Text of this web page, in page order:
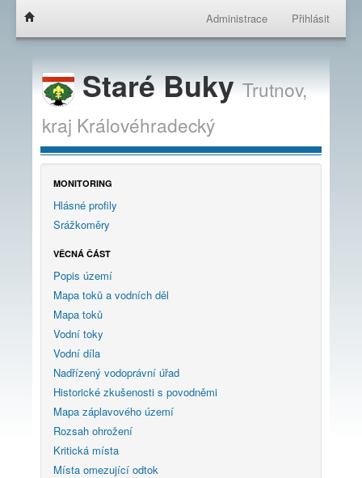
Administrace Přihlásit
Staré BukyTrutnov,
kraj Královéhradecký
MONITORING
Hlásné profily
Srážkoměry
VĚCNÁ ČÁST
Popis území
Mapa toků a vodních děl
Mapa toků
Vodní toky
Vodní díla
Nadřízený vodoprávní úřad
Historické zkušenosti s povodněmi
Mapa záplavového území
Rozsah ohrožení
Kritická místa
Místa omezující odtok